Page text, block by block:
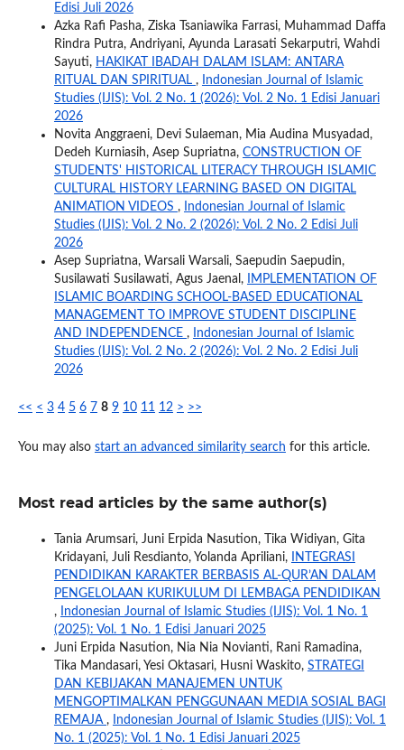
Edisi Juli 2026
Azka Rafi Pasha, Ziska Tsaniawika Farrasi, Muhammad Daffa
Rindra Putra, Andriyani, Ayunda Larasati Sekarputri, Wahdi
Sayuti, HAKIKAT IBADAH DALAM ISLAM: ANTARA
RITUAL DAN SPIRITUAL ,
Indonesian Journal of Islamic
Studies (IJIS): Vol. 2 No. 1 (2026): Vol. 2 No. 1 Edisi Januari
2026
Novita Anggraeni, Devi Sulaeman, Mia Audina Musyadad,
Dedeh Kurniasih, Asep Supriatna, CONSTRUCTION OF
STUDENTS' HISTORICAL LITERACY THROUGH ISLAMIC
CULTURAL HISTORY LEARNING BASED ON DIGITAL
ANIMATION VIDEOS ,
Indonesian Journal of Islamic
Studies (IJIS): Vol. 2 No. 2 (2026): Vol. 2 No. 2 Edisi Juli
2026
Asep Supriatna, Warsali Warsali, Saepudin Saepudin,
Susilawati Susilawati, Agus Jaenal,
IMPLEMENTATION OF
ISLAMIC BOARDING SCHOOL-BASED EDUCATIONAL
MANAGEMENT TO IMPROVE STUDENT DISCIPLINE
AND INDEPENDENCE ,
Indonesian Journal of Islamic
Studies (IJIS): Vol. 2 No. 2 (2026): Vol. 2 No. 2 Edisi Juli
2026
<< < 3 4 5 6 7 8 9 10 11 12 > >>
You may also start an advanced similarity search for this article.
Most read articles by the same author(s)
Tania Arumsari, Juni Erpida Nasution, Tika Widiyan, Gita
Kridayani, Juli Resdianto, Yolanda Apriliani,
INTEGRASI
PENDIDIKAN KARAKTER BERBASIS AL-QUR’AN DALAM
PENGELOLAAN KURIKULUM DI LEMBAGA PENDIDIKAN
,
Indonesian Journal of Islamic Studies (IJIS): Vol. 1 No. 1
(2025): Vol. 1 No. 1 Edisi Januari 2025
Juni Erpida Nasution, Nia Nia Novianti, Rani Ramadina,
Tika Mandasari, Yesi Oktasari, Husni Waskito, STRATEGI
DAN KEBIJAKAN MANAJEMEN UNTUK
MENGOPTIMALKAN PENGGUNAAN MEDIA SOSIAL BAGI
REMAJA ,
Indonesian Journal of Islamic Studies (IJIS): Vol. 1
No. 1 (2025): Vol. 1 No. 1 Edisi Januari 2025